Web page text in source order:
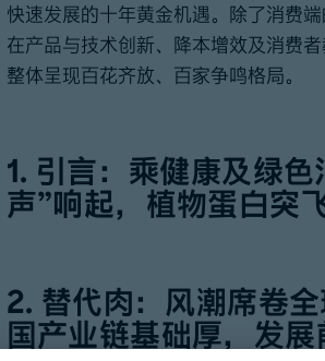
快速发展的十年黄金机遇。除了消费
在产品与技术创新、降本增效及消费
整体呈现百花齐放、百家争鸣格局。
1. 引言：乘健康及绿
声”响起，植物蛋白突
2. 替代肉：风潮席卷
国产业链基础厚，发